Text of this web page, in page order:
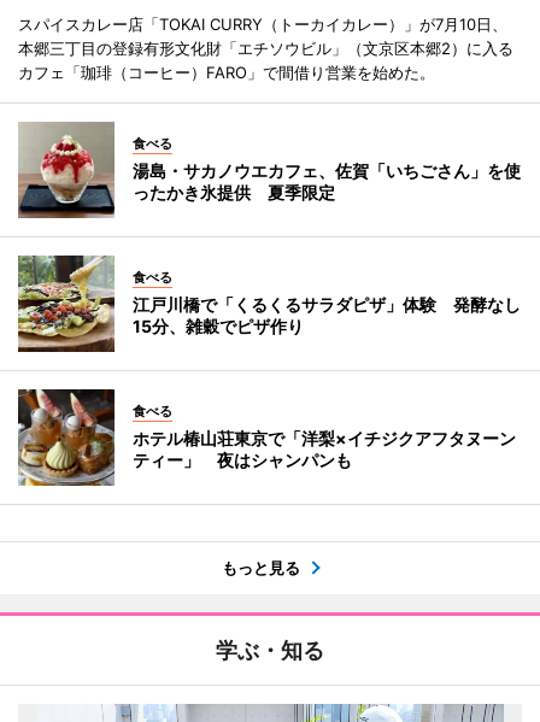
スパイスカレー店「TOKAI CURRY（トーカイカレー）」が7月10日、
本郷三丁目の登録有形文化財「エチソウビル」（文京区本郷2）に入る
カフェ「珈琲（コーヒー）FARO」で間借り営業を始めた。
食べる
湯島・サカノウエカフェ、佐賀「いちごさん」を使
ったかき氷提供 夏季限定
食べる
江戸川橋で「くるくるサラダピザ」体験 発酵なし
15分、雑穀でピザ作り
食べる
ホテル椿山荘東京で「洋梨×イチジクアフタヌーン
ティー」 夜はシャンパンも
もっと見る
学ぶ・知る